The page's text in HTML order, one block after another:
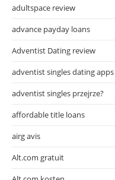
adultspace review
advance payday loans
Adventist Dating review
adventist singles dating apps
adventist singles przejrze?
affordable title loans
airg avis
Alt.com gratuit